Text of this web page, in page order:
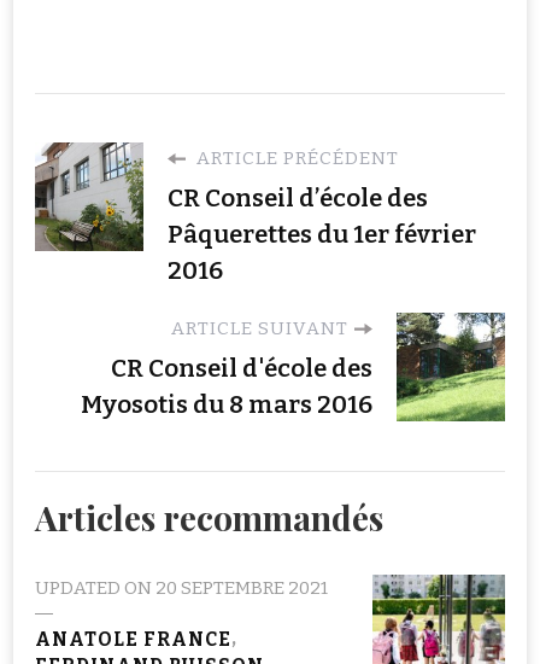
ARTICLE PRÉCÉDENT
CR Conseil d’école des
Pâquerettes du 1er février
2016
ARTICLE SUIVANT
CR Conseil d'école des
Myosotis du 8 mars 2016
Articles recommandés
UPDATED ON 20 SEPTEMBRE 2021
ANATOLE FRANCE